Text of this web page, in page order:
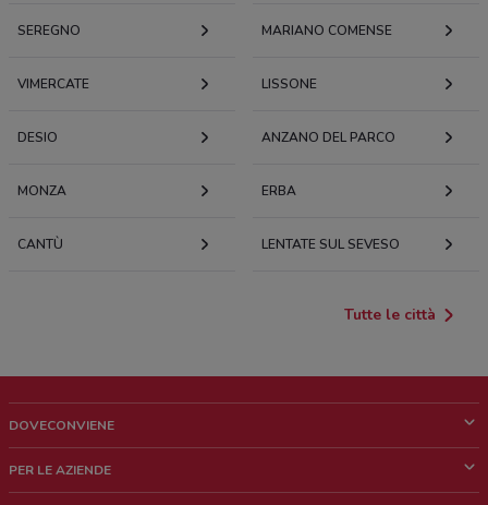
SEREGNO MARIANO COMENSE
VIMERCATE LISSONE
DESIO ANZANO DEL PARCO
MONZA ERBA
CANTÙ LENTATE SUL SEVESO
Tutte le città
DOVECONVIENE
Chi siamo
PER LE AZIENDE